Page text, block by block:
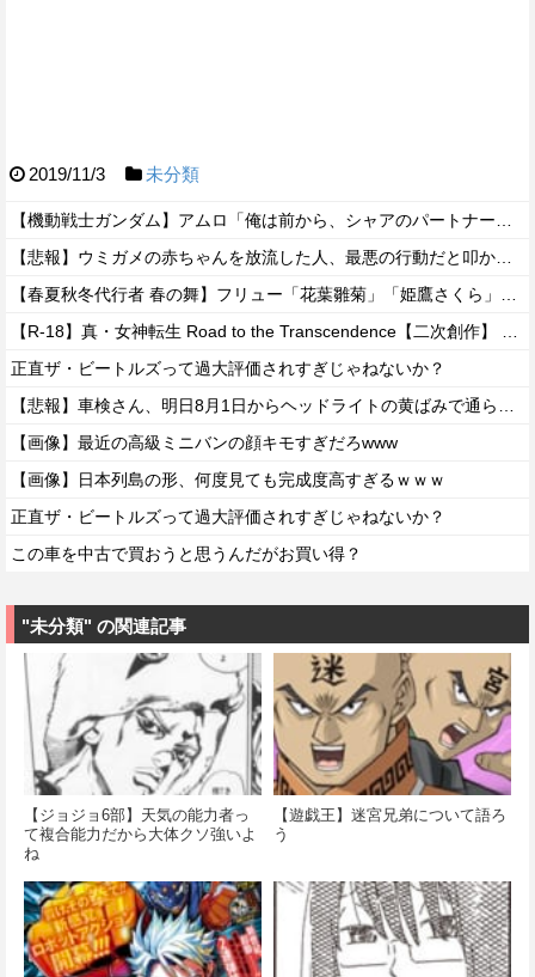
2019/11/3 未分類
正直ザ・ビートルズって過大評価されすぎじゃねないか？
【画像】最近の高級ミニバンの顔キモすぎだろwww
【画像】日本列島の形、何度見ても完成度高すぎるｗｗｗ
正直ザ・ビートルズって過大評価されすぎじゃねないか？
この車を中古で買おうと思うんだがお買い得？
"未分類" の関連記事
【ジョジョ6部】天気の能力者っ
て複合能力だから大体クソ強いよ
ね
【遊戯王】迷宮兄弟について語ろ
う